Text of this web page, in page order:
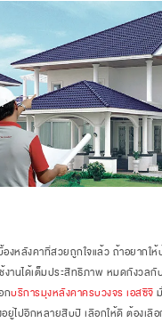
งหลังคาที่สวยถูกใจแล้ว ถ้าอยากใ
งานได้เต็มประสิทธิภาพ หมดกังวล
กบริการมุงหลังคาครบวงจร เอสซีจี
อยู่ไปอีกหลายสิบปี เลือกให้ดี ต้องเ